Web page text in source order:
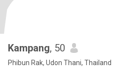
Kampang, 50
Phibun Rak, Udon Thani, Thailand